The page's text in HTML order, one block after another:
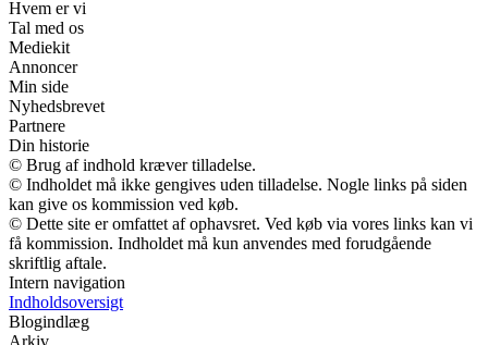
Hvem er vi
Tal med os
Mediekit
Annoncer
Min side
Nyhedsbrevet
Partnere
Din historie
© Brug af indhold kræver tilladelse.
© Indholdet må ikke gengives uden tilladelse. Nogle links på siden
kan give os kommission ved køb.
© Dette site er omfattet af ophavsret. Ved køb via vores links kan vi
få kommission. Indholdet må kun anvendes med forudgående
skriftlig aftale.
Intern navigation
Indholdsoversigt
Blogindlæg